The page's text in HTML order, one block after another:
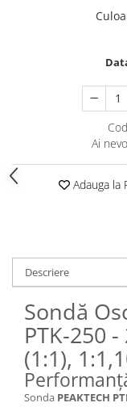
Ai
Adauga la
Descriere
Sondă
PTK-250
(1:1),
Sonda PEAKTECH